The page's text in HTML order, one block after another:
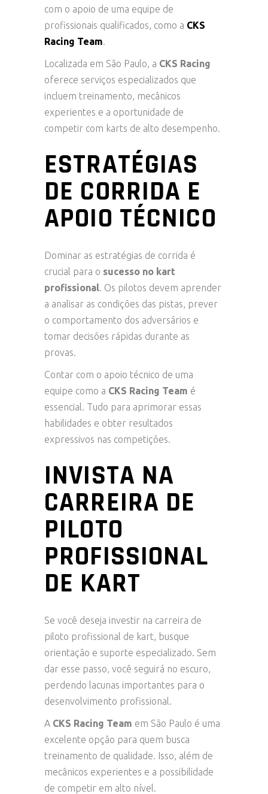
com o apoio de uma equipe de
profissionais qualificados, como a CKS
Racing Team.
Localizada em São Paulo, a CKS Racing
oferece serviços especializados que
incluem treinamento, mecânicos
experientes e a oportunidade de
competir com karts de alto desempenho.
ESTRATÉGIAS
DE CORRIDA E
APOIO TÉCNICO
Dominar as estratégias de corrida é
crucial para o sucesso no kart
profissional. Os pilotos devem aprender
a analisar as condições das pistas, prever
o comportamento dos adversários e
tomar decisões rápidas durante as
provas.
Contar com o apoio técnico de uma
equipe como a CKS Racing Team é
essencial. Tudo para aprimorar essas
habilidades e obter resultados
expressivos nas competições.
INVISTA NA
CARREIRA DE
PILOTO
PROFISSIONAL
DE KART
Se você deseja investir na carreira de
piloto profissional de kart, busque
orientação e suporte especializado. Sem
dar esse passo, você seguirá no escuro,
perdendo lacunas importantes para o
desenvolvimento profissional.
A CKS Racing Team em São Paulo é uma
excelente opção para quem busca
treinamento de qualidade. Isso, além de
mecânicos experientes e a possibilidade
de competir em alto nível.